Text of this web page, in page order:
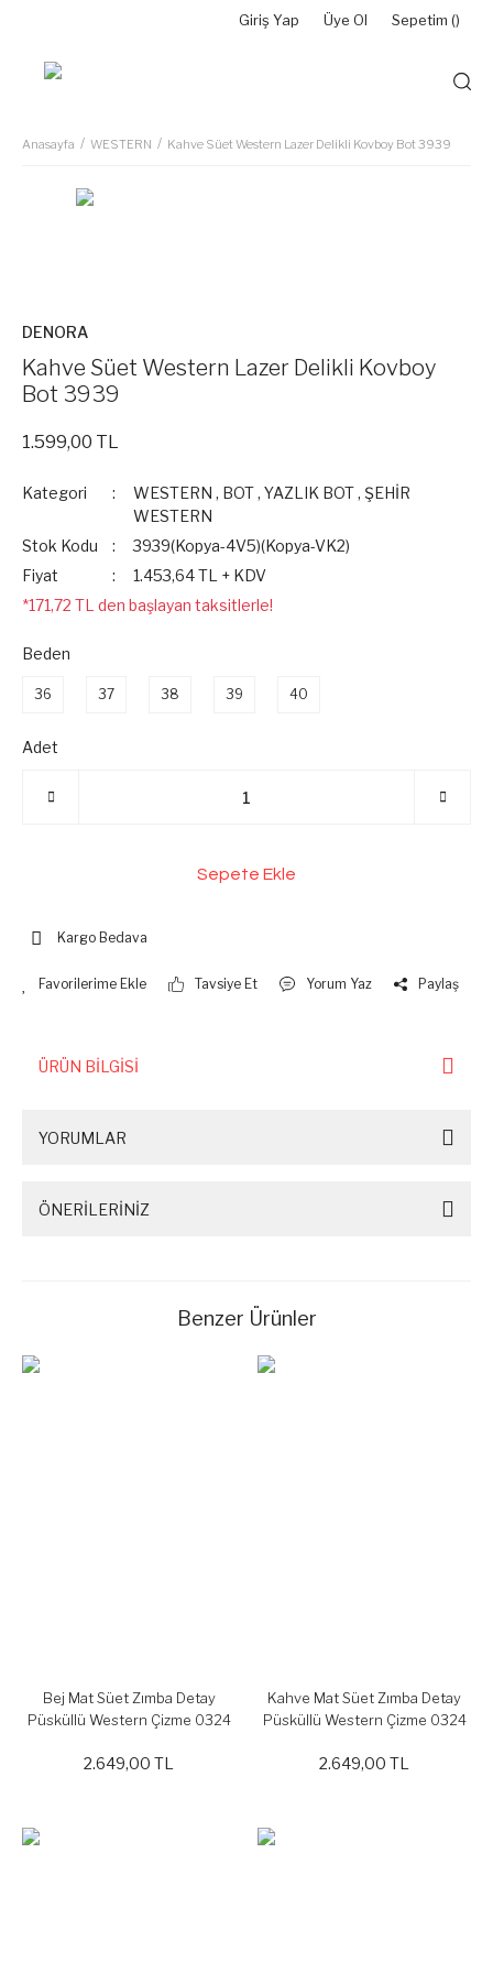
Giriş Yap Üye Ol Sepetim ()
Anasayfa WESTERN Kahve Süet Western Lazer Delikli Kovboy Bot 3939
DENORA
Kahve Süet Western Lazer Delikli Kovboy
Bot 3939
1.599,00 TL
Kategori WESTERN , BOT , YAZLIK BOT , ŞEHİR
WESTERN
Stok Kodu
3939(Kopya-4V5)(Kopya-VK2)
Fiyat
1.453,64 TL + KDV
*171,72 TL den başlayan taksitlerle!
Beden
36 37 38 39 40
Adet
Sepete Ekle
Kargo Bedava
Tavsiye Et Yorum Yaz Paylaş
ÜRÜN BİLGİSİ
YORUMLAR
ÖNERİLERİNİZ
Benzer Ürünler
Bej Mat Süet Zımba Detay
Püsküllü Western Çizme 0324
2.649,00 TL
Kahve Mat Süet Zımba Detay
Püsküllü Western Çizme 0324
2.649,00 TL